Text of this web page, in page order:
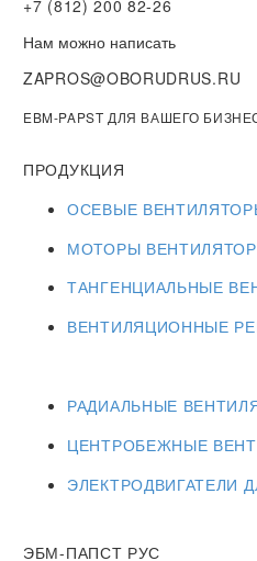
+7 (812) 200 82-26
Нам можно написать
ZAPROS@OBORUDRUS.RU
EBM-PAPST ДЛЯ ВАШЕГО
ПРОДУКЦИЯ
ОСЕВЫЕ
МОТОРЫ
ТАНГЕНЦИАЛЬНЫЕ
ВЕНТИЛЯЦИОННЫЕ
РАДИАЛЬНЫЕ
ЦЕНТРОБЕЖНЫЕ
ЭЛЕКТРОДВИГАТЕЛИ
ЭБМ-ПАПСТ РУС